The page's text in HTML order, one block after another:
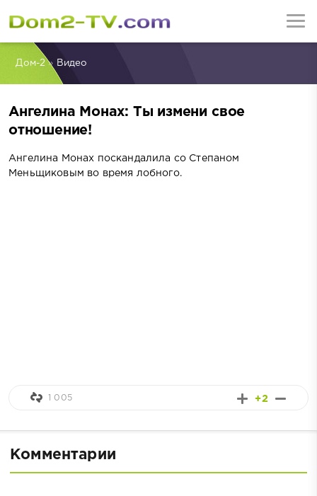
Дом-2» Видео
Ангелина Монах: Ты измени свое
отношение!
Ангелина Монах поскандалила со Степаном
Меньщиковым во время лобного.
+2
1 005
Комментарии